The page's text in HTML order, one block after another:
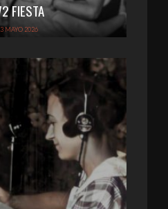
FIESTA
MAYO 2026